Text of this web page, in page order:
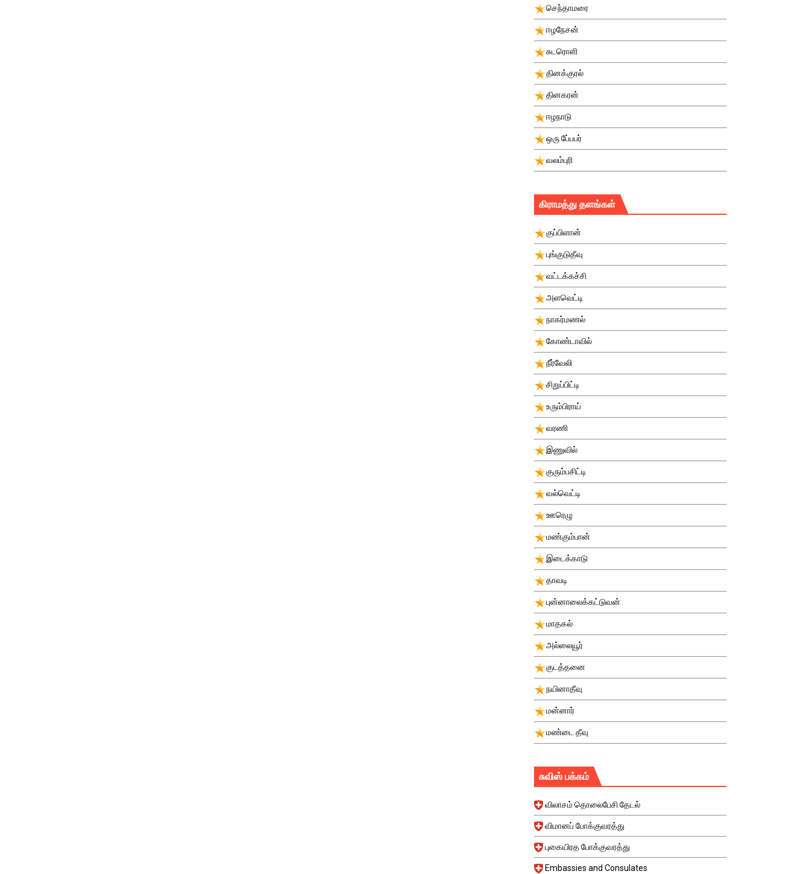
செந்தாமரை
ஈழநேசன்
சுடரொளி
தினக்குரல்
தினகரன்
ஈழநாடு
ஒரு பே்பபர்
வலம்புரி
கிராமத்து தளங்கள்
குப்பிளான்
புங்குடுதீவு
வட்டக்கச்சி
அளவெட்டி
நாகர்மணல்
கோண்டாவில்
நீர்வேலி
சிறுப்பிட்டி
உரும்பிராய்
வரணி
இணுவில்
குரும்பசிட்டி
வல்வெட்டி
ஊரெழு
மண்கும்பான்
இடைக்காடு
தாவடி
புன்னாலைக்கட்டுவன்
மாதகல்
அல்லையூர்
குடத்தனை
நயினாதீவு
மன்னார்
மண்டை தீவு
சுவிஸ் பக்கம்
விலாசம் தொலைபேசி தேடல்
விமானப் போக்குவரத்து
புகையிரத போக்குவரத்து
Embassies and Consulates